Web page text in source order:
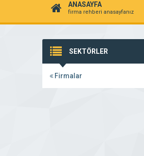
ANASAYFA
firma rehberi anasayfanız
SEKTÖRLER
Firmalar